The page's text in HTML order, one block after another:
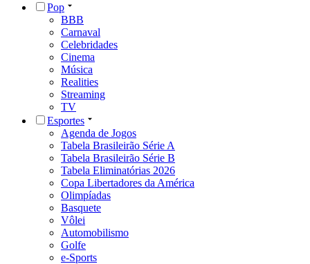
Pop
BBB
Carnaval
Celebridades
Cinema
Música
Realities
Streaming
TV
Esportes
Agenda de Jogos
Tabela Brasileirão Série A
Tabela Brasileirão Série B
Tabela Eliminatórias 2026
Copa Libertadores da América
Olimpíadas
Basquete
Vôlei
Automobilismo
Golfe
e-Sports